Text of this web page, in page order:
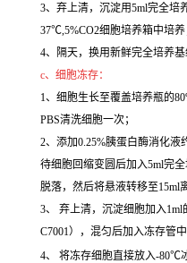
3、弃上清，沉淀用5ml完全培
37℃,5%CO2细胞培养箱中培养
4、隔天，换用新鲜完全培养基
c、细胞冻存：
1、细胞生长至覆盖培养瓶的
PBS清洗细胞一次；
2、添加0.25%胰蛋白酶消化液
待细胞回缩变圆后加入5ml完
脱落，然后将悬液转移至15ml
3、 弃上清，沉淀细胞加入1ml
C7001），混匀后加入冻存管中
4、 将冻存细胞直接放入-80℃